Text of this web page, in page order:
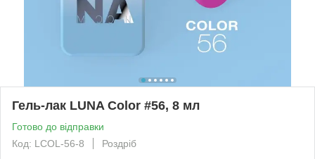
Гель-лак LUNA Color #56, 8 мл
Готово до відправки
Код: LCOL-56-8
Роздріб